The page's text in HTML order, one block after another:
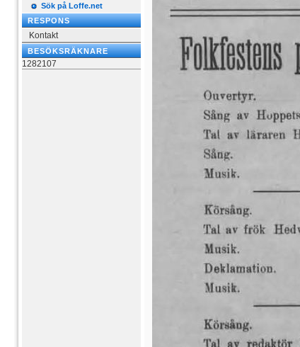
Sök på Loffe.net
RESPONS
Kontakt
BESÖKSRÄKNARE
1282107